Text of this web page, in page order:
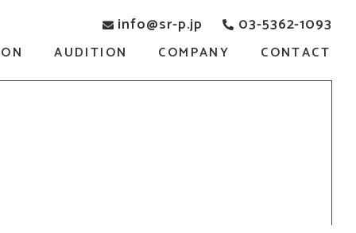
info@sr-p.jp 03-5362-1093
AUDITION COMPANY CONTACT